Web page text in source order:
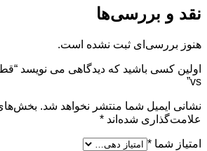
نقد و بررسی‌ها
هنوز بررسی‌ای ثبت نشده است.
اولین کسی باشید که دیدگاهی می نویسد
vs”
نشانی ایمیل شما منتشر نخواهد شد. بخش‌های
علامت‌گذاری شده‌اند *
امتیاز شما *